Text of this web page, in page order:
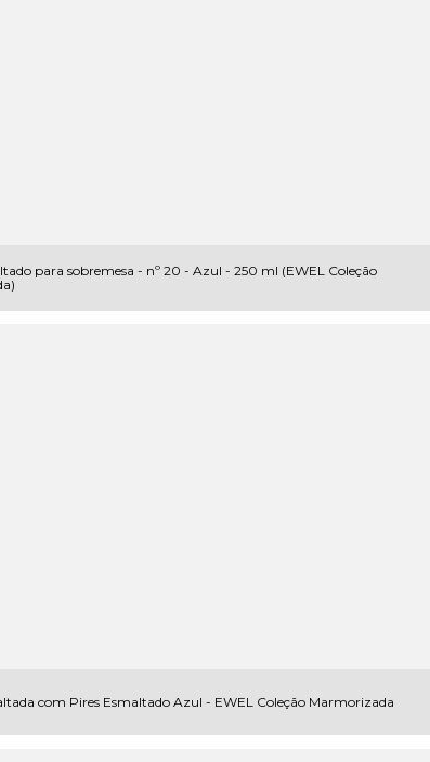
para sobremesa - nº 20 - Azul - 250 ml (EWEL Coleção
com Pires Esmaltado Azul - EWEL Coleção Marmorizada